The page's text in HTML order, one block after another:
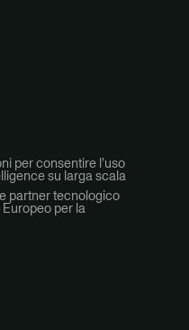
per consentire l’uso
su larga scala
partner tecnologico
per la